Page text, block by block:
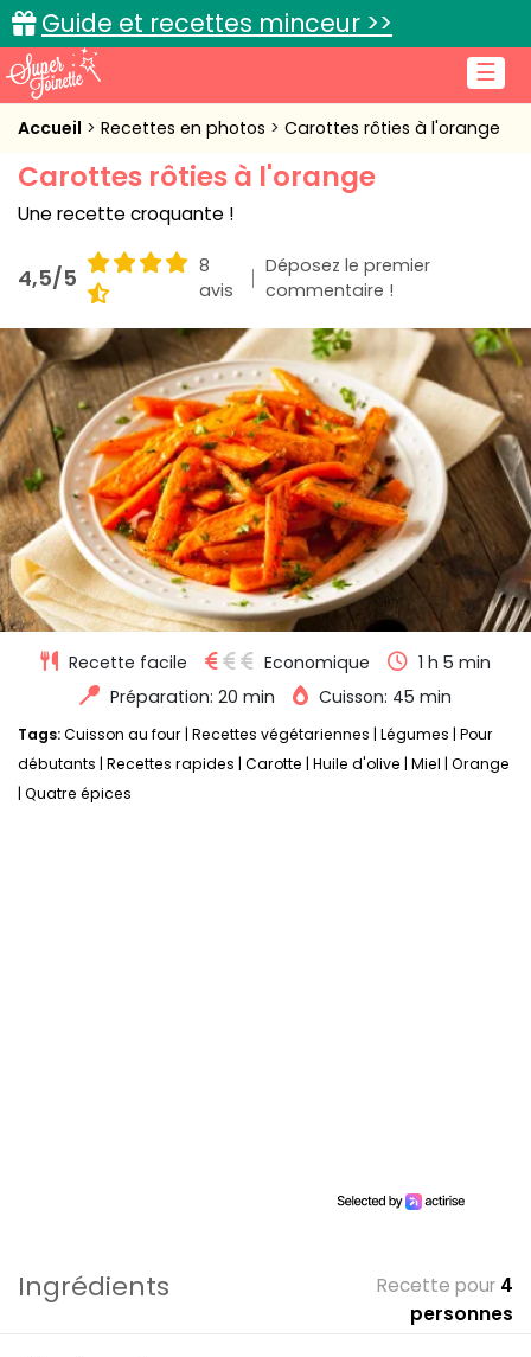
☰
Guide et recettes minceur >>
Accueil
Recettes de cuisine
L'actu cuisine
Connexion
Accueil Recettes en photos Carottes rôties à l'orange
Carottes rôties à l'orange
Une recette croquante !
4,5/5
8
avis
Déposez le premier
commentaire !
Recette facile Economique
1 h 5 min
Préparation: 20 min
Cuisson: 45 min
Tags:Cuisson au four Recettes végétariennes Légumes Pour
débutants Recettes rapides Carotte Huile d'olive Miel Orange
Quatre épices
Ingrédients Recette pour 4
personnes